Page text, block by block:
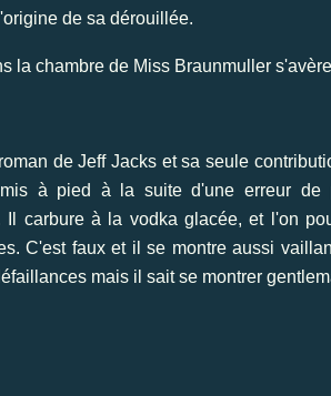
de sa dérouillée.
la chambre de Miss Braunmuller
de Jeff Jacks et sa seule
à pied à la suite d'une erreur de
Il carbure à la vodka glacée, et l'on
C'est faux et il se montre aussi
mais il sait se montrer